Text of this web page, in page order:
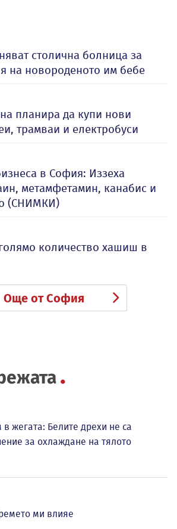
столична болница за
на новороденото им бебе
планира да купи нови
трамваи и електробуси
в София: Иззеха
метамфетамин, канабис и
(СНИМКИ)
количество хашиш в
Още от София
жегата: Белите дрехи не са
за охлаждане на тялото
ми влияе